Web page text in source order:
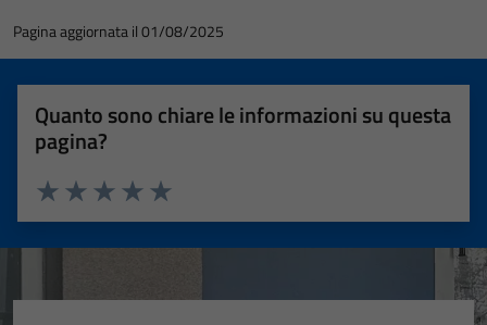
Pagina aggiornata il 01/08/2025
Quanto sono chiare le informazioni su questa
pagina?
Valuta 5 stelle su 5
Valuta 4 stelle su 5
Valuta 3 stelle su 5
Valuta 2 stelle su 5
Valuta 1 stelle su 5